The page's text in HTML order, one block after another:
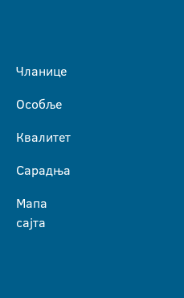
Чланице
Особље
Квалитет
Сарадња
Мапа
сајта